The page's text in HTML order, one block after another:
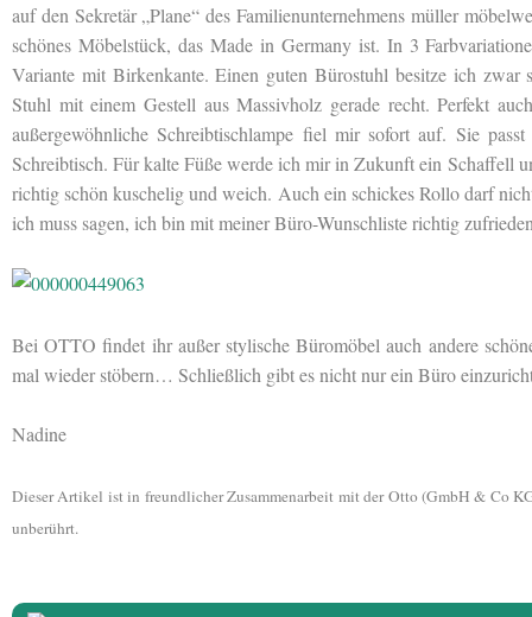
auf den Sekretär „Plane“ des Familienunternehmens müller
schönes Möbelstück, das Made in Germany ist. In 3
Variante mit Birkenkante. Einen guten Bürostuhl besitze ich
Stuhl mit einem Gestell aus Massivholz gerade recht. Perfekt
außergewöhnliche Schreibtischlampe fiel mir sofort auf. Sie
Schreibtisch. Für kalte Füße werde ich mir in Zukunft ein Schaffell
richtig schön kuschelig und weich. Auch ein schickes Rollo darf
ich muss sagen, ich bin mit meiner Büro-Wunschliste richtig
Bei OTTO findet ihr außer stylische Büromöbel auch andere
mal wieder stöbern… Schließlich gibt es nicht nur ein Büro
Nadine
Dieser Artikel ist in freundlicher Zusammenarbeit mit der Otto (GmbH & Co
unberührt.